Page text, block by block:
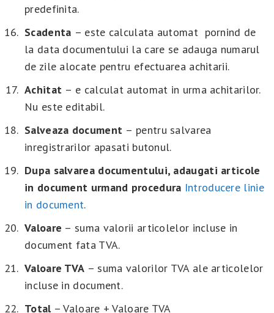
predefinita.
Scadenta – este calculata automat pornind de
la data documentului la care se adauga numarul
de zile alocate pentru efectuarea achitarii.
Achitat – e calculat automat in urma achitarilor.
Nu este editabil.
Salveaza document – pentru salvarea
inregistrarilor apasati butonul.
Dupa salvarea documentului, adaugati articole
in document urmand procedura Introducere linie
in document.
Valoare – suma valorii articolelor incluse in
document fata TVA.
Valoare TVA – suma valorilor TVA ale articolelor
incluse in document.
Total– Valoare + Valoare TVA